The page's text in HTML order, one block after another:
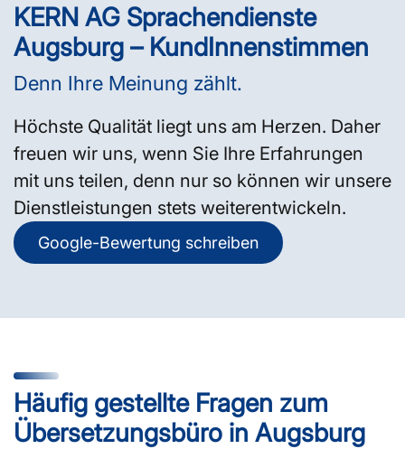
KERN AG Sprachendienste
Augsburg – KundInnenstimmen
Denn Ihre Meinung zählt.
Höchste Qualität liegt uns am Herzen. Daher
freuen wir uns, wenn Sie Ihre Erfahrungen
mit uns teilen, denn nur so können wir unsere
Dienstleistungen stets weiterentwickeln.
Google-Bewertung schreiben
Häufig gestellte Fragen zum
Übersetzungsbüro in Augsburg